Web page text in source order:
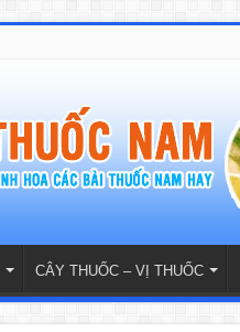
CÂY THUỐC – VỊ THUỐC